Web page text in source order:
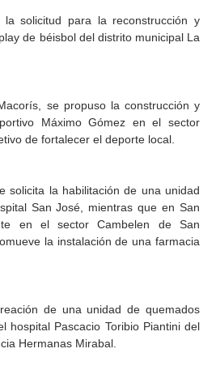
solicitud para la reconstrucción y
de béisbol del distrito municipal La
se propuso la construcción y
Máximo Gómez en el sector
de fortalecer el deporte local.
solicita la habilitación de una unidad
San José, mientras que en San
en el sector Cambelen de San
la instalación de una farmacia
de una unidad de quemados
hospital Pascacio Toribio Piantini del
Hermanas Mirabal.